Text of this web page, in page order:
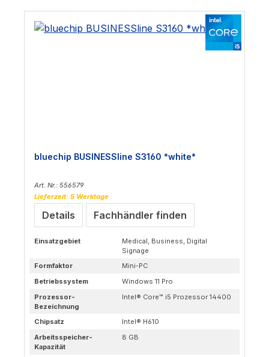
bluechip BUSINESSline S3160 *white*
Art. Nr.: 556579
Lieferzeit: 5 Werktage
Details Fachhändler finden
Einsatzgebiet
Medical, Business, Digital
Signage
Formfaktor
Mini-PC
Betriebssystem
Windows 11 Pro
Prozessor-
Bezeichnung
Intel® Core™ i5 Prozessor 14400
Chipsatz
Intel® H610
Arbeitsspeicher-
Kapazität
8 GB